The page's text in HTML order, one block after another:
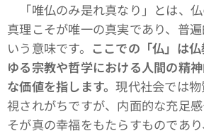
「唯仏のみ是れ真なり」とは、
真理こそが唯一の真実であり、普
いう意味です。 ここでの「仏」は
ゆる宗教や哲学における人間の精
な価値を指します。現代社会では
視されがちですが、内面的な充足
そが真の幸福をもたらすものであ